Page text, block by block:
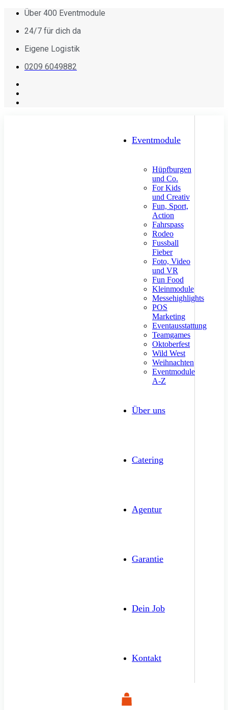
Über 400 Eventmodule
24/7 für dich da
Eigene Logistik
0209 6049882
Eventmodule
Hüpfburgen
und Co.
For Kids
und Creativ
Fun, Sport,
Action
Fahrspass
Rodeo
Fussball
Fieber
Foto, Video
und VR
Fun Food
Kleinmodule
Messehighlights
POS
Marketing
Eventausstattung
Teamgames
Oktoberfest
Wild West
Weihnachten
Eventmodule
A-Z
Über uns
Catering
Agentur
Garantie
Dein Job
Kontakt